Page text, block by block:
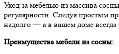
Уход за мебелью из массива
регулярности. Следуя простым
надолго — а в вашем доме всегда
Преимущества мебели из сосны: